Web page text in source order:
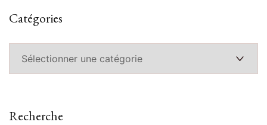
Catégories
Recherche